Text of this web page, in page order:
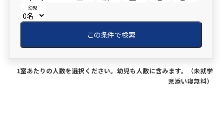
幼児
この条件で検索
1室あたりの人数を選択ください。幼児も人数に含みます。（未就学
児添い寝無料）